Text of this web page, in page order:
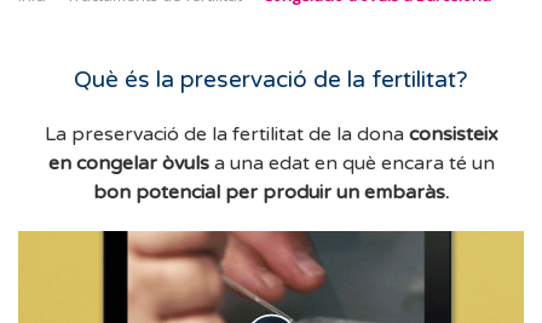
Què és la preservació de la fertilitat?
La preservació de la fertilitat de la dona consisteix
en congelar òvulsa una edat en què encara té un
bon potencial per produir un embaràs.